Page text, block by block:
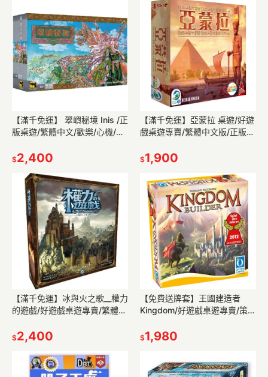
【滿千免運】 翠嶼秘境 Inis /正
版桌遊/繁體中文/歡樂/心機/策
$2,400
【滿千免運】亞蒙拉 桌遊/好遊
戲桌遊專賣/繁體中文版/正版桌
智/合作
$1,900
【滿千免運】冰與火之歌__權力
的遊戲/好遊戲桌遊專賣/繁體中
$2,400
【免費送牌套】王國建造者
Kingdom/好遊戲桌遊專賣/策略
現貨/正版桌遊
$1,980